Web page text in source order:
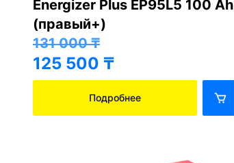
Energizer Plus EP95L5 100 Ah
(правый+)
131 000₸
125 500 ₸
Подробнее